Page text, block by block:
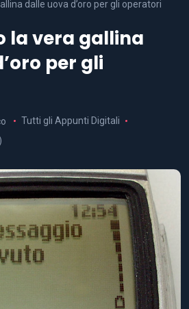
dalle uova d’oro per gli operatori
la vera gallina
per gli
Tutti gli Appunti Digitali